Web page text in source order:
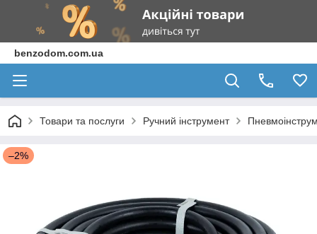
benzodom.com.ua
Товари та послуги Ручний інструмент
–2%